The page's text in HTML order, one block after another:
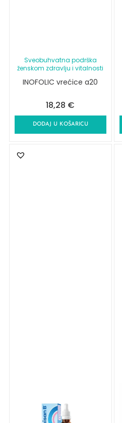
Sveobuhvatna podrška
ženskom zdravlju i vitalnosti
INOFOLIC vrećice a20
18,28 €
DODAJ U KOŠARICU